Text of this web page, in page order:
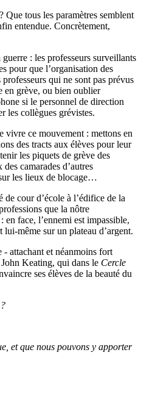
Que tous les paramètres semblent
entendue. Concrètement,
: les professeurs surveillants
pour que l’organisation des
qui ne sont pas prévus
en grève, ou bien oublier
si le personnel de direction
les collègues grévistes.
vivre ce mouvement : mettons en
des tracts aux élèves pour leur
les piquets de grève des
camarades d’autres
les lieux de blocage…
cour d’école à l’édifice de la
que la nôtre
en face, l’ennemi est impassible,
lui-même sur un plateau d’argent.
attachant et néanmoins fort
Keating, qui dans le Cercle
ses élèves de la beauté du
et que nous pouvons y apporter